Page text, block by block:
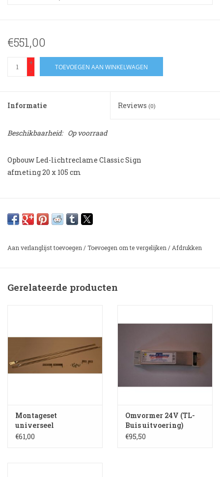
€551,00
+
-
TOEVOEGEN AAN WINKELWAGEN
Informatie Reviews (0)
Beschikbaarheid: Op voorraad
Opbouw Led-lichtreclame Classic Sign
afmeting 20 x 105 cm
Aan verlanglijst toevoegen/Toevoegen om te vergelijken/Afdrukken
Gerelateerde producten
Montageset
universeel
€61,00
Omvormer 24V (TL-
Buis uitvoering)
€95,50